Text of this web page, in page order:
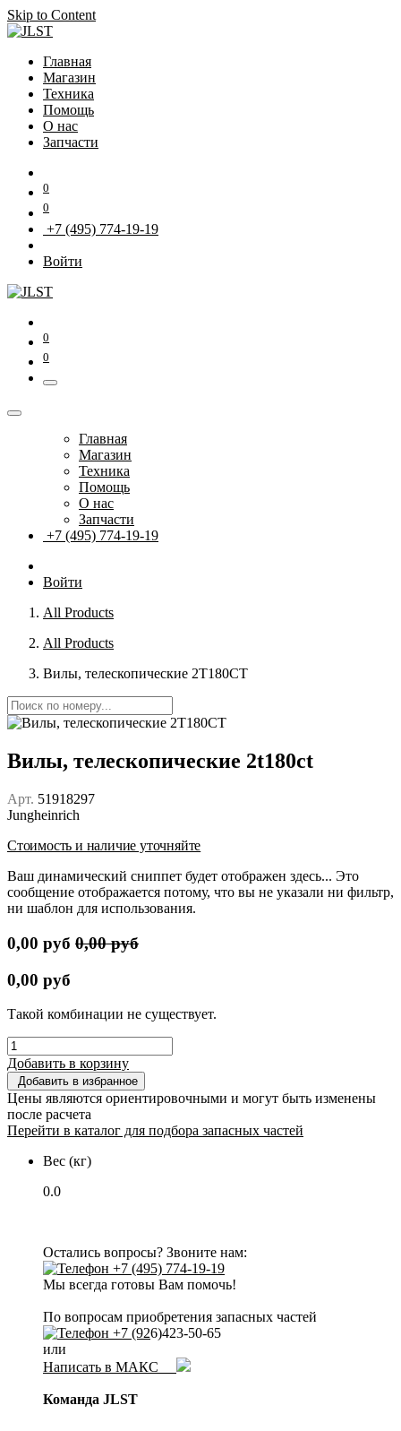
Skip to Content
Главная
Магазин
Техника
Помощь
О нас
Запчасти
0
0
+7 (495) 774-19-19
Войти
0
0
Главная
Магазин
Техника
Помощь
О нас
Запчасти
+7 (495) 774-19-19
Войти
All Products
All Products
Вилы, телескопические 2T180CT
Вилы, телескопические 2t180ct
Арт. 51918297
Jungheinrich
Стоимость и наличие уточняйте
Ваш динамический сниппет будет отображен здесь... Это
сообщение отображается потому, что вы не указали ни фильтр,
ни шаблон для использования.
0,00 руб 0,00руб
0,00 руб
Такой комбинации не существует.
Добавить в корзину
Добавить в избранное
Цены являются ориентировочными и могут быть изменены
после расчета
Перейти в каталог для подбора запасных частей
Вес (кг)
0.0
Остались вопросы? Звоните нам:
+7 (495) 774-19-19
Мы всегда готовы Вам помочь!
По вопросам приобретения запасных частей
+7 (926)423-50-65
или
Написать в МАКС
Команда JLST